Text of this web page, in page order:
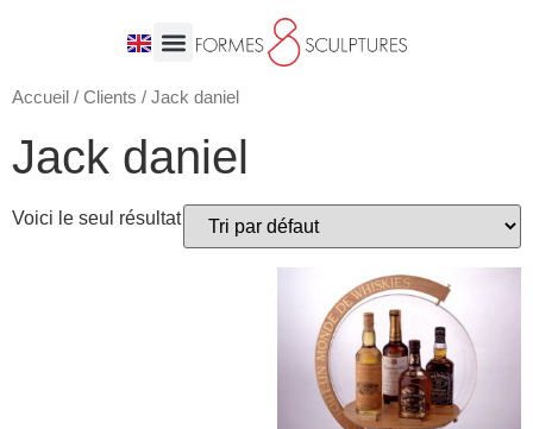
Accueil / Clients / Jack daniel
Jack daniel
Voici le seul résultat